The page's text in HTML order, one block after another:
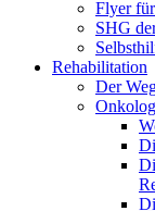
Flyer
SHG
Rehabilitation
Der